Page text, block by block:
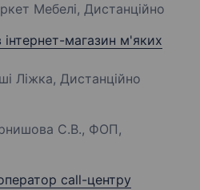
Мебелі, Дистанційно
магазин м'яких
Ліжка, Дистанційно
С.В., ФОП,
call-центру